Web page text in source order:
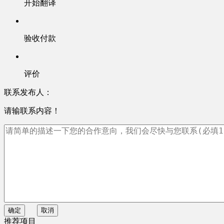
开始翻译
验收付款
评价
联系发布人：
请输联系内容！
确定 取消
推荐项目